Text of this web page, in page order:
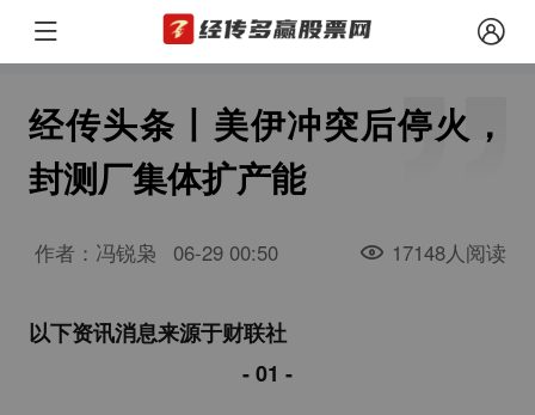
经传头条丨美伊冲突后停火，
封测厂集体扩产能
作者：冯锐枭 06-29 00:50 17148人阅读
以下资讯消息来源于财联社
- 01 -